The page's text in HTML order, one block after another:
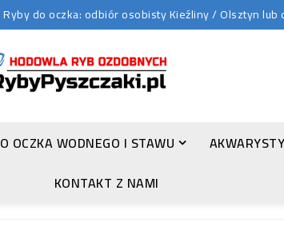
do oczka: odbiór osobisty Kieźliny / Olsztyn
OCZKA WODNEGO I STAWU
KONTAKT Z NAMI